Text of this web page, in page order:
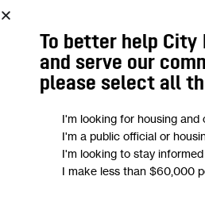
Lo que necesitas
solicitar las ayudas
programa WIC en
El programa especial de alimentos
mujeres, bebés y niños (WIC por
de los pocos programas federales
To better help City
and serve our
please select all
I'm looking for housing and
I'm a public official or
I'm looking to stay
I make less than $60,000